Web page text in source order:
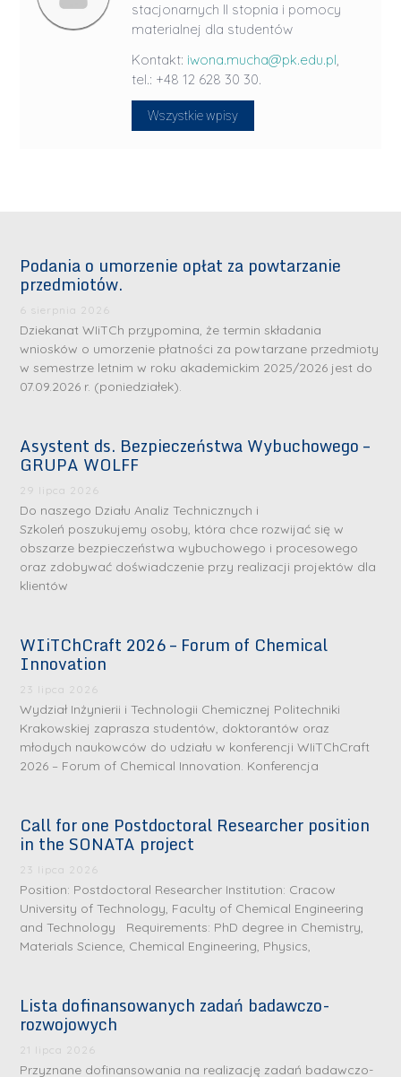
stacjonarnych II stopnia i pomocy
materialnej dla studentów
Kontakt: iwona.mucha@pk.edu.pl,
tel.: +48 12 628 30 30.
Wszystkie wpisy
Podania o umorzenie opłat za powtarzanie
przedmiotów.
6 sierpnia 2026
Dziekanat WIiTCh przypomina, że termin składania
wniosków o umorzenie płatności za powtarzane przedmioty
w semestrze letnim w roku akademickim 2025/2026 jest do
07.09.2026 r. (poniedziałek).
Asystent ds. Bezpieczeństwa Wybuchowego –
GRUPA WOLFF
29 lipca 2026
Do naszego Działu Analiz Technicznych i
Szkoleń poszukujemy osoby, która chce rozwijać się w
obszarze bezpieczeństwa wybuchowego i procesowego
oraz zdobywać doświadczenie przy realizacji projektów dla
klientów
WIiTChCraft 2026 – Forum of Chemical
Innovation
23 lipca 2026
Wydział Inżynierii i Technologii Chemicznej Politechniki
Krakowskiej zaprasza studentów, doktorantów oraz
młodych naukowców do udziału w konferencji WIiTChCraft
2026 – Forum of Chemical Innovation. Konferencja
Call for one Postdoctoral Researcher position
in the SONATA project
23 lipca 2026
Position: Postdoctoral Researcher Institution: Cracow
University of Technology, Faculty of Chemical Engineering
and Technology Requirements: PhD degree in Chemistry,
Materials Science, Chemical Engineering, Physics,
Lista dofinansowanych zadań badawczo-
rozwojowych
21 lipca 2026
Przyznane dofinansowania na realizację zadań badawczo-
S
r
e